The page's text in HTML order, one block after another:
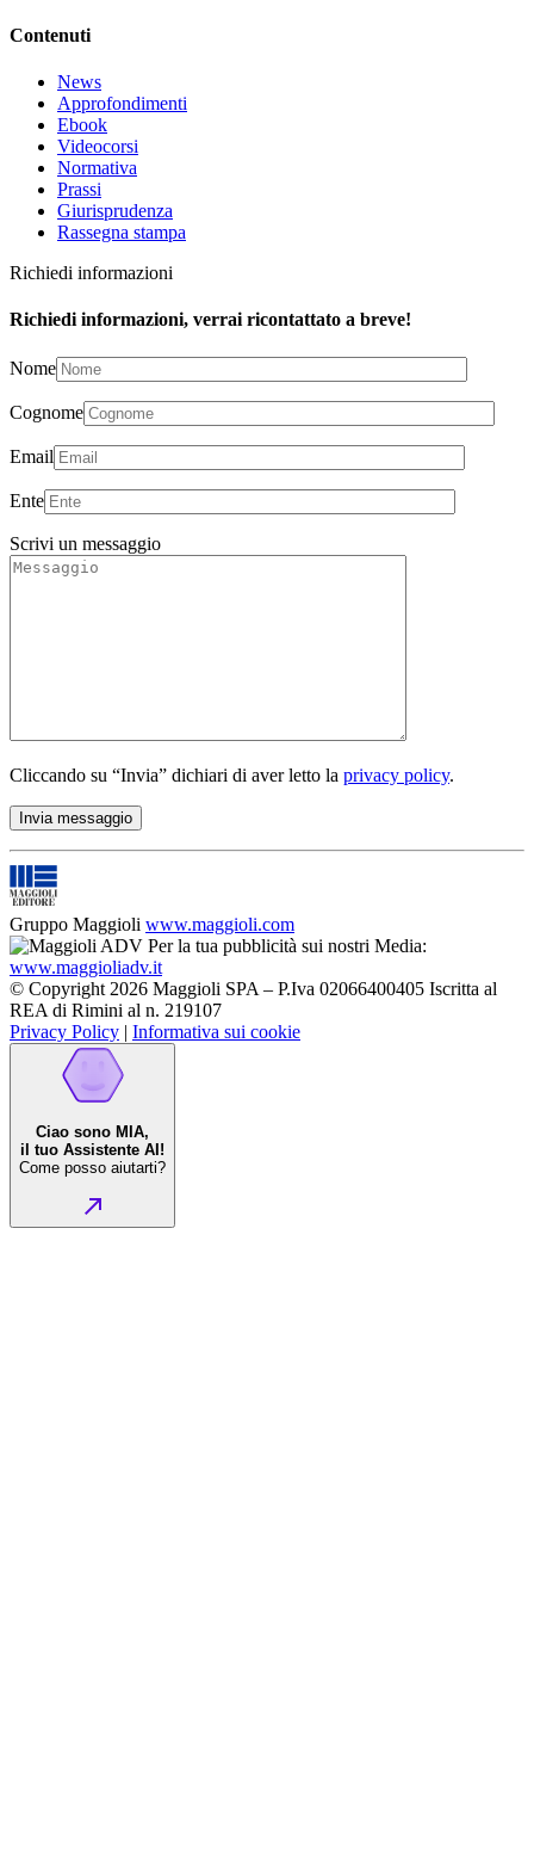
Contenuti
News
Approfondimenti
Ebook
Videocorsi
Normativa
Prassi
Giurisprudenza
Rassegna stampa
Richiedi informazioni
Richiedi informazioni, verrai ricontattato a breve!
Nome
Cognome
Email
Ente
Scrivi un messaggio
Cliccando su “Invia” dichiari di aver letto la privacy policy.
Gruppo Maggioli www.maggioli.com
Per la tua pubblicità sui nostri Media:
www.maggioliadv.it
© Copyright 2026 Maggioli SPA – P.Iva 02066400405 Iscritta al
REA di Rimini al n. 219107
Privacy Policy | Informativa sui cookie
Ciao sono MIA,
il tuo Assistente AI!
Come posso aiutarti?